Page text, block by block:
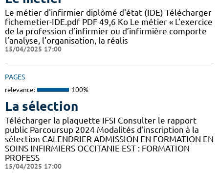
Le métier d'infirmier diplômé d'état (IDE) Télécharger
fichemetier-IDE.pdf PDF 49,6 Ko Le métier « L’exercice
de la profession d’infirmier ou d’infirmière comporte
l’analyse, l’organisation, la réalis
15/04/2025 17:00
PAGES
relevance: 100%
La sélection
Télécharger la plaquette IFSI Consulter le rapport
public Parcoursup 2024 Modalités d'inscription à la
sélection CALENDRIER ADMISSION EN FORMATION EN
SOINS INFIRMIERS OCCITANIE EST : FORMATION
PROFESS
15/04/2025 17:00